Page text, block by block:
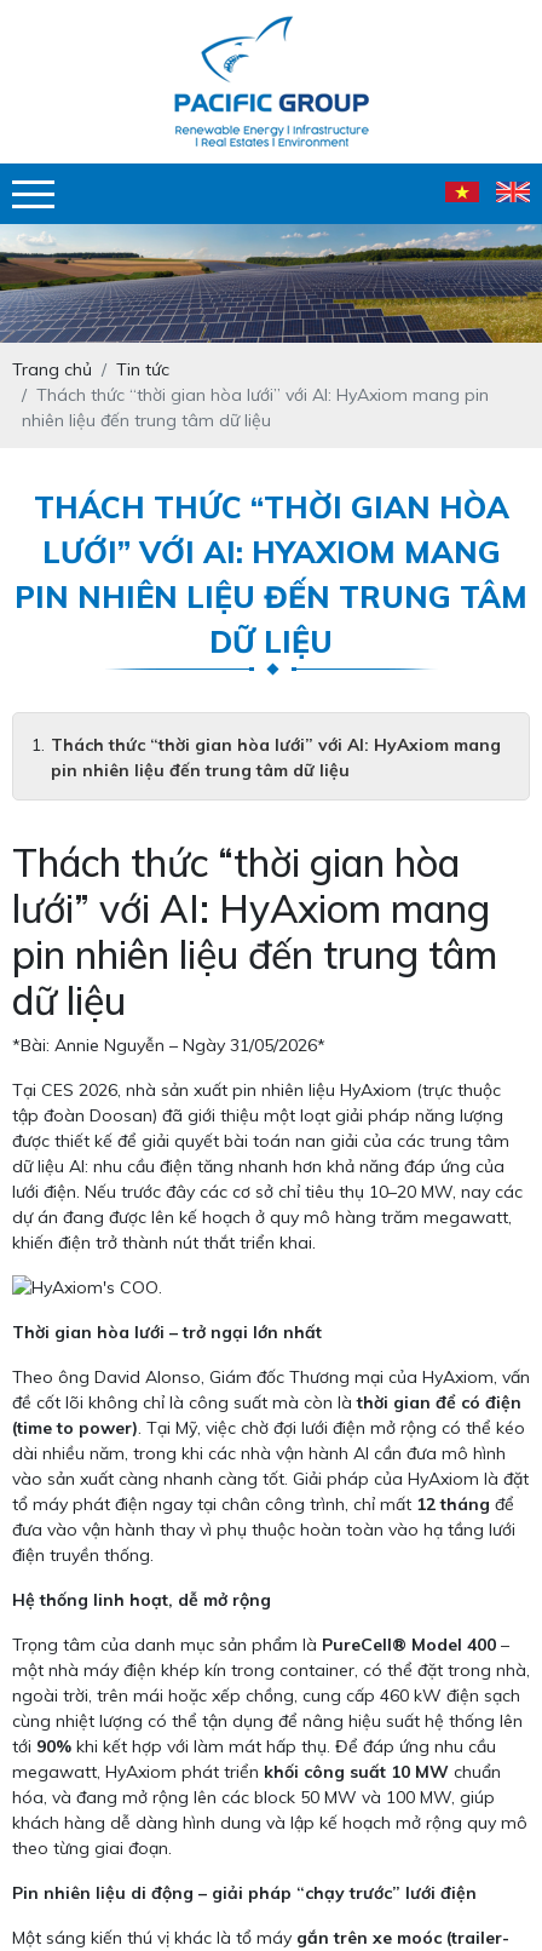
Trang chủ
Tin tức
Thách thức “thời gian hòa lưới” với AI: HyAxiom mang pin
nhiên liệu đến trung tâm dữ liệu
THÁCH THỨC “THỜI GIAN HÒA
LƯỚI” VỚI AI: HYAXIOM MANG
PIN NHIÊN LIỆU ĐẾN TRUNG TÂM
DỮ LIỆU
Thách thức “thời gian hòa lưới” với AI: HyAxiom mang
pin nhiên liệu đến trung tâm dữ liệu
Thách thức “thời gian hòa
lưới” với AI: HyAxiom mang
pin nhiên liệu đến trung tâm
dữ liệu
*Bài: Annie Nguyễn – Ngày 31/05/2026*
Tại CES 2026, nhà sản xuất pin nhiên liệu HyAxiom (trực thuộc
tập đoàn Doosan) đã giới thiệu một loạt giải pháp năng lượng
được thiết kế để giải quyết bài toán nan giải của các trung tâm
dữ liệu AI: nhu cầu điện tăng nhanh hơn khả năng đáp ứng của
lưới điện. Nếu trước đây các cơ sở chỉ tiêu thụ 10–20 MW, nay các
dự án đang được lên kế hoạch ở quy mô hàng trăm megawatt,
khiến điện trở thành nút thắt triển khai.
Thời gian hòa lưới – trở ngại lớn nhất
Theo ông David Alonso, Giám đốc Thương mại của HyAxiom, vấn
đề cốt lõi không chỉ là công suất mà còn làthời gian để có điện
(time to power). Tại Mỹ, việc chờ đợi lưới điện mở rộng có thể kéo
dài nhiều năm, trong khi các nhà vận hành AI cần đưa mô hình
vào sản xuất càng nhanh càng tốt. Giải pháp của HyAxiom là đặt
tổ máy phát điện ngay tại chân công trình, chỉ mất 12 tháng để
đưa vào vận hành thay vì phụ thuộc hoàn toàn vào hạ tầng lưới
điện truyền thống.
Hệ thống linh hoạt, dễ mở rộng
Trọng tâm của danh mục sản phẩm là PureCell® Model 400 –
một nhà máy điện khép kín trong container, có thể đặt trong nhà,
ngoài trời, trên mái hoặc xếp chồng, cung cấp 460 kW điện sạch
cùng nhiệt lượng có thể tận dụng để nâng hiệu suất hệ thống lên
tới 90% khi kết hợp với làm mát hấp thụ. Để đáp ứng nhu cầu
megawatt, HyAxiom phát triển khối công suất 10 MW chuẩn
hóa, và đang mở rộng lên các block 50 MW và 100 MW, giúp
khách hàng dễ dàng hình dung và lập kế hoạch mở rộng quy mô
theo từng giai đoạn.
Pin nhiên liệu di động – giải pháp “chạy trước” lưới điện
Một sáng kiến thú vị khác là tổ máy gắn trên xe moóc (trailer-